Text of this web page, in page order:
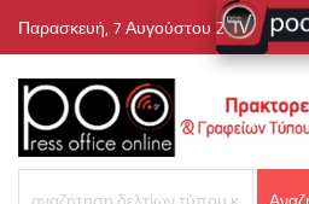
Παρασκευή, 7 Αυγούστου 2026